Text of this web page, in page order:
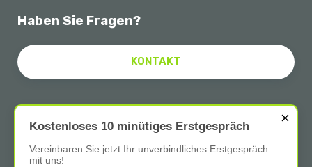
Haben Sie Fragen?
KONTAKT
Follow Us ×
Kostenloses 10 minütiges Erstgespräch
Vereinbaren Sie jetzt Ihr unverbindliches Erstgespräch
mit uns!